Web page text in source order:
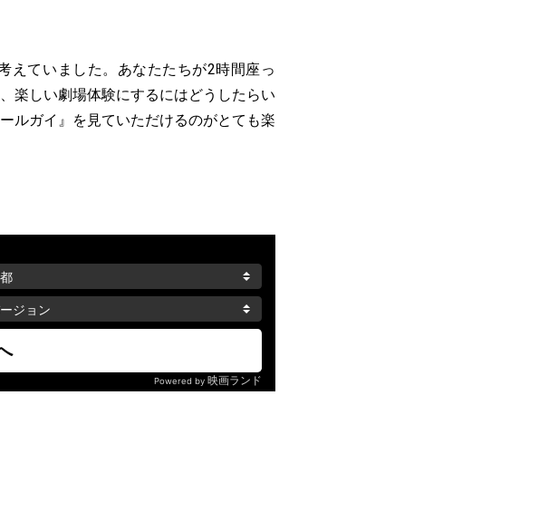
えていました。あなたたちが2時間座っ
楽しい劇場体験にするにはどうしたらい
ルガイ』を見ていただけるのがとても楽